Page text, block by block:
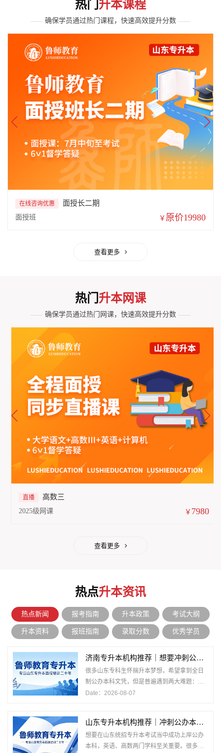
热门 升本课程
—— 确保学员通过热门课程，快速高效提升分数 ——
在线咨询优惠 面授长一期
面授班 ￥ 原价20580
查看更多
热门 升本网课
—— 确保学员通过热门网课，快速高效提升分数 ——
直播 高数三
2025级网课 ￥7980
查看更多
热点升本资讯
热点新闻 报考指南 升本政策 考试大纲
升本资料 报班指南 录取分数 优秀学员
济南专升本机构推荐｜想要冲刺公办本科，基础
很多山东专科生怀揣升本梦想，希望拿到全日
制公办本科文凭，但是普遍遇到两大难题：英
数基础薄弱，自学难以入门；自律能力有限，
Date：2026-08-07
山东专升本机构推荐｜冲刺公办本科，基础薄弱
想要在山东统招专升本考试当中成功上岸公办
本科，英语、高数两门学科至关重要。很多专